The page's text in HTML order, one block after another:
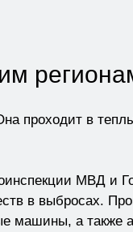
проходит в
МВД и
в выбросах.
машины, а также